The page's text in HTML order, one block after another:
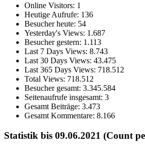
Online Visitors: 1
Heutige Aufrufe: 136
Besucher heute: 54
Yesterday's Views: 1.687
Besucher gestern: 1.113
Last 7 Days Views: 8.743
Last 30 Days Views: 43.475
Last 365 Days Views: 718.512
Total Views: 718.512
Besucher gesamt: 3.345.584
Seitenaufrufe insgesamt: 3
Gesamt Beiträge: 3.473
Gesamt Kommentare: 8.166
Statistik bis 09.06.2021 (Count